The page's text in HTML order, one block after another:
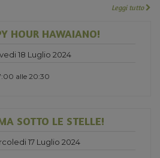
Leggi tutto
HOUR HAWAIANO!
18 Luglio 2024
alle 20:30
SOTTO LE STELLE!
17 Luglio 2024